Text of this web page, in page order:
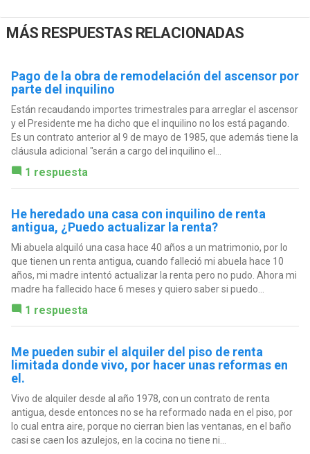
MÁS RESPUESTAS RELACIONADAS
Pago de la obra de remodelación del ascensor por
parte del inquilino
Están recaudando importes trimestrales para arreglar el ascensor
y el Presidente me ha dicho que el inquilino no los está pagando.
Es un contrato anterior al 9 de mayo de 1985, que además tiene la
cláusula adicional "serán a cargo del inquilino el...
1 respuesta
He heredado una casa con inquilino de renta
antigua, ¿Puedo actualizar la renta?
Mi abuela alquiló una casa hace 40 años a un matrimonio, por lo
que tienen un renta antigua, cuando falleció mi abuela hace 10
años, mi madre intentó actualizar la renta pero no pudo. Ahora mi
madre ha fallecido hace 6 meses y quiero saber si puedo...
1 respuesta
Me pueden subir el alquiler del piso de renta
limitada donde vivo, por hacer unas reformas en
el.
Vivo de alquiler desde al año 1978, con un contrato de renta
antigua, desde entonces no se ha reformado nada en el piso, por
lo cual entra aire, porque no cierran bien las ventanas, en el baño
casi se caen los azulejos, en la cocina no tiene ni...